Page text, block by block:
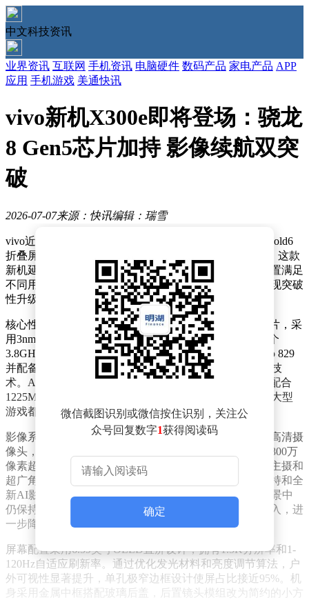
中文科技资讯
业界资讯 互联网 手机资讯 电脑硬件 数码产品 家电产品 APP
应用 手机游戏 美通快讯
vivo新机X300e即将登场：骁龙
8 Gen5芯片加持 影像续航双突
破
2026-07-07来源：快讯编辑：瑞雪
vivo近期在旗舰手机市场动作频频，继此前推出vivo X Fold6
折叠屏机型后，又一款名为vivo X300e的新机即将登场。这款
新机延续了品牌在高端市场的布局策略，通过差异化配置满足
不同用户群体的需求，尤其在影像、性能和续航方面实现突破
性升级。
核心性能方面，vivo X300e搭载全新骁龙8 Gen 5旗舰芯片，采
用3nm制程工艺与2+6全大核架构设计。该处理器集成2个
3.8GHz超大核和6个3.32GHz性能核，GPU升级为Adreno 829
并配备2MB独立缓存，支持硬件级光线追踪和全局光照技
术。AI算力较前代提升46%，可流畅运行各类AI应用，配合
1225MHz主频的图形处理单元，无论是多任务处理还是大型
游戏都能轻松应对。
影像系统成为该机最大亮点之一。前置配备5000万像素高清摄
像头，后置采用三摄组合方案：5000万像素大底主摄、800万
像素超广角镜头和5000万像素中底潜望长焦镜头。虽然主摄和
超广角参数较标准版有所调整，但通过蔡司光学镜头加持和全
新AI影像算法，在夜景拍摄、人像虚化和长焦微距等场景中
仍保持旗舰级表现。实况照片功能与智能修图系统的加入，进
一步降低了专业摄影门槛。
屏幕配置采用6.59英寸OLED直屏设计，拥有1.5K分辨率和1-
120Hz自适应刷新率。通过优化发光材料和亮度调节算法，户
外可视性显著提升，单孔极窄边框设计使屏占比接近95%。机
身采用金属中框搭配玻璃后盖，后置镜头模组改为简约的小方
微信截图识别或微信按住识别，关注公
众号回复数字1获得阅读码
确定